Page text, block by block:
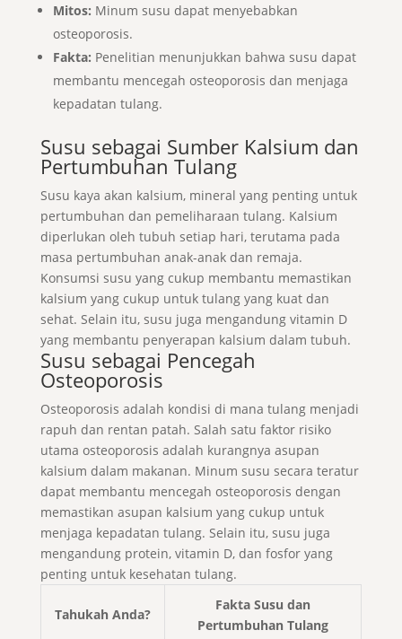
Mitos: Minum susu dapat menyebabkan
osteoporosis.
Fakta: Penelitian menunjukkan bahwa susu dapat
membantu mencegah osteoporosis dan menjaga
kepadatan tulang.
Susu sebagai Sumber Kalsium dan
Pertumbuhan Tulang
Susu kaya akan kalsium, mineral yang penting untuk
pertumbuhan dan pemeliharaan tulang. Kalsium
diperlukan oleh tubuh setiap hari, terutama pada
masa pertumbuhan anak-anak dan remaja.
Konsumsi susu yang cukup membantu memastikan
kalsium yang cukup untuk tulang yang kuat dan
sehat. Selain itu, susu juga mengandung vitamin D
yang membantu penyerapan kalsium dalam tubuh.
Susu sebagai Pencegah
Osteoporosis
Osteoporosis adalah kondisi di mana tulang menjadi
rapuh dan rentan patah. Salah satu faktor risiko
utama osteoporosis adalah kurangnya asupan
kalsium dalam makanan. Minum susu secara teratur
dapat membantu mencegah osteoporosis dengan
memastikan asupan kalsium yang cukup untuk
menjaga kepadatan tulang. Selain itu, susu juga
mengandung protein, vitamin D, dan fosfor yang
penting untuk kesehatan tulang.
Tahukah Anda?
Fakta Susu dan
Pertumbuhan Tulang